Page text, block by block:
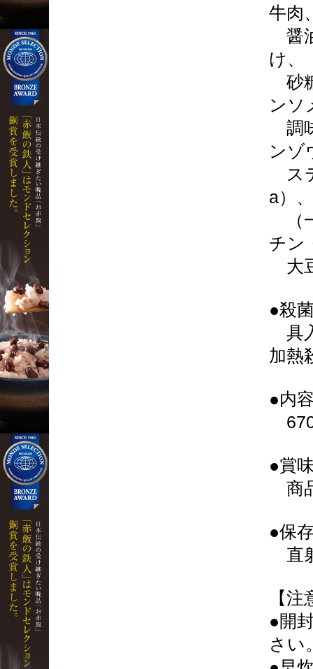
牛肉
醤
け、
砂
ンソ
調
ンゾ
ス
a）、
（
チン
大
●殺
具
加熱
●内
●賞
商
●保
直
【
●開
さい